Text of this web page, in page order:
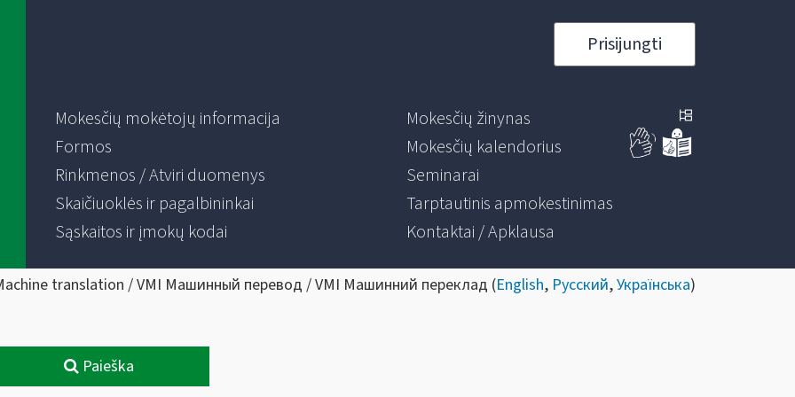
Prisijungti
Mokesčių mokėtojų informacija
Formos
Rinkmenos / Atviri duomenys
Skaičiuoklės ir pagalbininkai
Sąskaitos ir įmokų kodai
Mokesčių žinynas
Mokesčių kalendorius
Seminarai
Tarptautinis apmokestinimas
Kontaktai / Apklausa
translation / VMI Машинный перевод / VMI Машинний переклад (English, Русский,Українська)
Paieška